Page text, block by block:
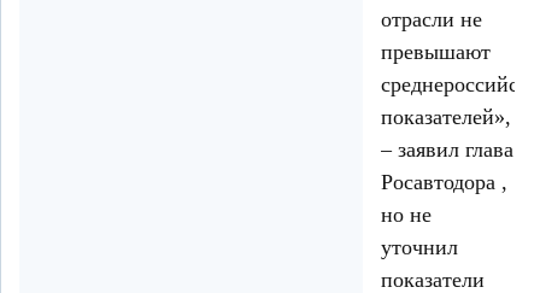
отрасли не
превышают
показателей»,
– заявил глава
Росавтодора ,
но не
уточнил
показатели